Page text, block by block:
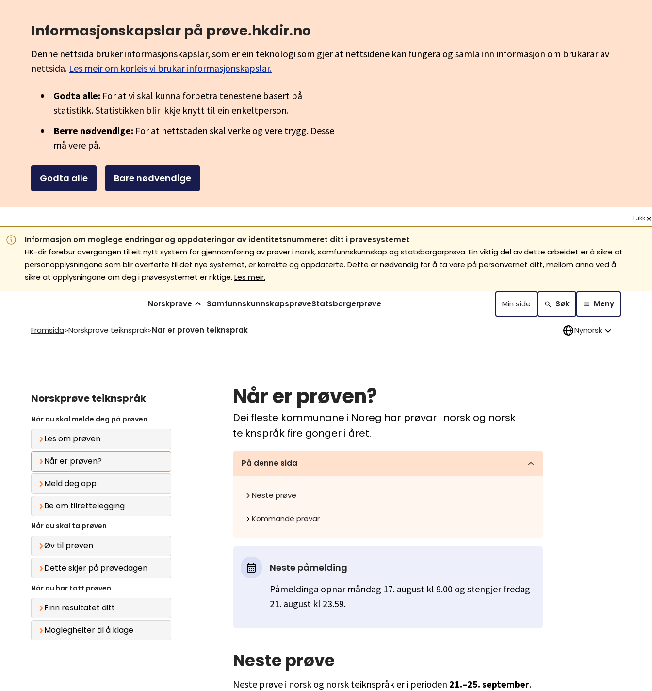
Informasjonskapslar på prøve.hkdir.no
Denne nettsida bruker informasjonskapslar, som er ein teknologi som gjer at nettsidene kan fungera og samla inn informasjon om brukarar av
nettsida. Les meir om korleis vi brukar informasjonskapslar.
Godta alle: For at vi skal kunna forbetra tenestene basert på
statistikk. Statistikken blir ikkje knytt til ein enkeltperson.
Berre nødvendige: For at nettstaden skal verke og vere trygg. Desse
må vere på.
Godta alle Bare nødvendige
Informasjon om moglege endringar og oppdateringar av identitetsnummeret ditt i prøvesystemet
HK-dir førebur overgangen til eit nytt system for gjennomføring av prøver i norsk, samfunnskunnskap og statsborgarprøva. Ein viktig del av dette arbeidet er å sikre at
personopplysningane som blir overførte til det nye systemet, er korrekte og oppdaterte. Dette er nødvendig for å ta vare på personvernet ditt, mellom anna ved å
sikre at opplysningane om deg i prøvesystemet er riktige. Les meir.
Lukk
Norskprøve SamfunnskunnskapsprøveStatsborgerprøve Min side Søk Meny
Framsida>Norskprove teiknsprak>Nar er proven teiknsprak Nynorsk
Når er prøven?
Dei fleste kommunane i Noreg har prøvar i norsk og norsk
teiknspråk fire gonger i året.
På denne sida
Neste prøve
Kommande prøvar
Neste påmelding
Påmeldinga opnar måndag 17. august kl 9.00 og stengjer fredag
21. august kl 23.59.
Neste prøve
Neste prøve i norsk og norsk teiknspråk er i perioden 21.–25. september.
Norskprøve teiknspråk
Når du skal melde deg på prøven
Les om prøven
Når er prøven?
Meld deg opp
Be om tilrettelegging
Når du skal ta prøven
Øv til prøven
Dette skjer på prøvedagen
Når du har tatt prøven
Finn resultatet ditt
Moglegheiter til å klage